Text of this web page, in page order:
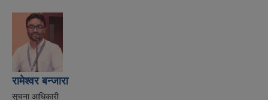
रामेश्वर बन्जारा
सूचना आधिकारी